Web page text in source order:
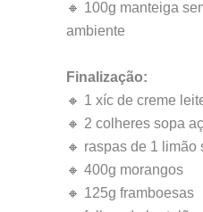
🔸 100g manteiga
ambiente
Finalização:
🔸 1 xíc de creme
🔸 2 colheres sopa
🔸 raspas de 1 limão
🔸 400g morangos
🔸 125g framboesas